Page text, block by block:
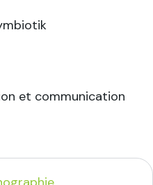
et communication